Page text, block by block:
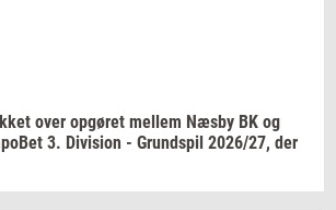
over op­gø­ret mel­lem Næsby BK og
3. Di­vi­sion - Grund­spil 2026/27, der